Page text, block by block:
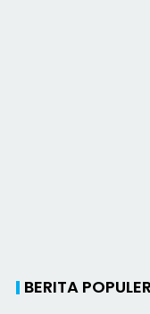
BERITA POPULER